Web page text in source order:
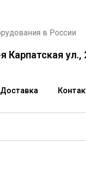
в России
Карпатская ул.,
Доставка